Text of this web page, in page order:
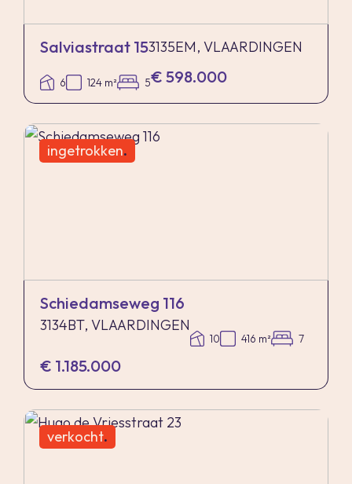
Salviastraat 153135EM, VLAARDINGEN
6 124 m² 5€ 598.000
ingetrokken.
Schiedamseweg 116
3134BT, VLAARDINGEN
10 416 m² 7
€ 1.185.000
verkocht.